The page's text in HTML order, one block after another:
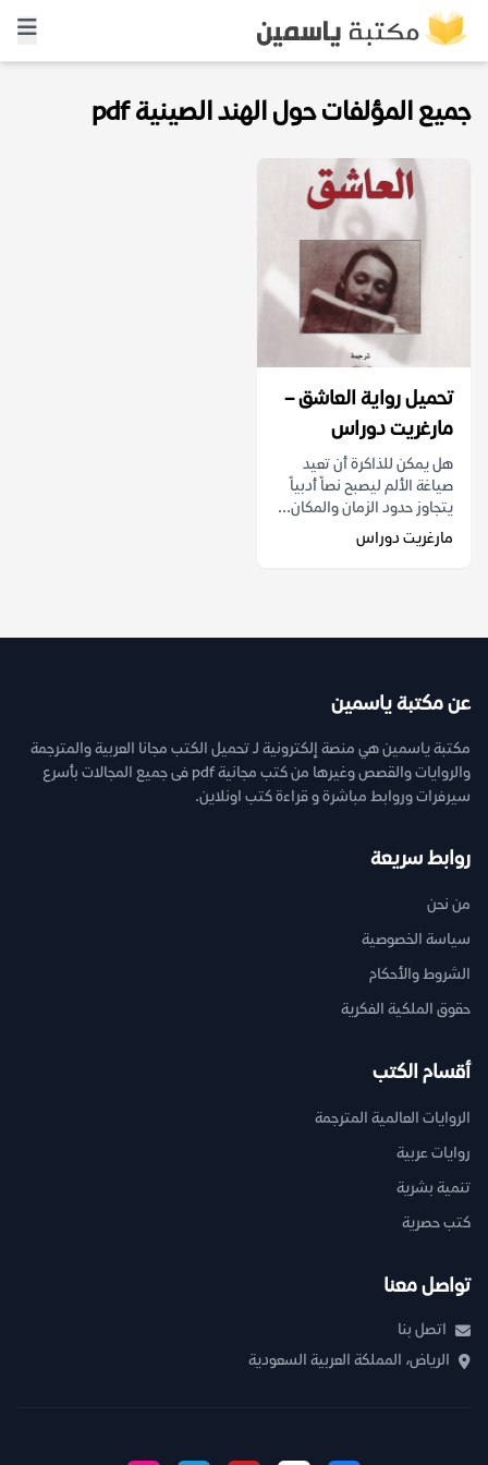
جميع المؤلفات حول الهند الصينية pdf
تحميل رواية العاشق –
مارغريت دوراس
هل يمكن للذاكرة أن تعيد
صياغة الألم ليصبح نصاً أدبياً
يتجاوز حدود الزمان والمكان...
مارغريت دوراس
عن مكتبة ياسمين
مكتبة ياسمين هي منصة إلكترونية لـ تحميل الكتب مجانا العربية والمترجمة
والروايات والقصص وغيرها من كتب مجانية pdf فى جميع المجالات بأسرع
سيرفرات وروابط مباشرة و قراءة كتب اونلاين.
روابط سريعة
من نحن
سياسة الخصوصية
الشروط والأحكام
حقوق الملكية الفكرية
أقسام الكتب
الروايات العالمية المترجمة
روايات عربية
تنمية بشرية
كتب حصرية
تواصل معنا
اتصل بنا
الرياض، المملكة العربية السعودية